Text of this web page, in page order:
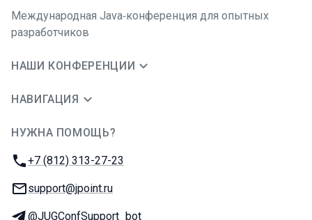
Международная Java‑конференция для опытных
разработчиков
НАШИ КОНФЕРЕНЦИИ
НАВИГАЦИЯ
НУЖНА ПОМОЩЬ?
Телефон:
+7 (812) 313-27-23
E-mail:
support@jpoint.ru
Телеграм:
@JUGConfSupport_bot